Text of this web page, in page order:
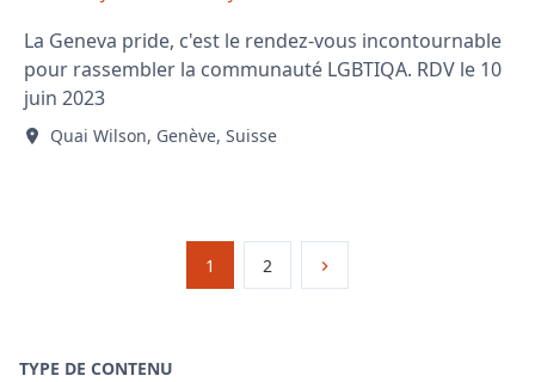
TYPE DE CONTENU
La Geneva pride, c'est le rendez-vous incontournable
pour rassembler la communauté LGBTIQA. RDV le 10
juin 2023
Quai Wilson, Genève, Suisse
1 2